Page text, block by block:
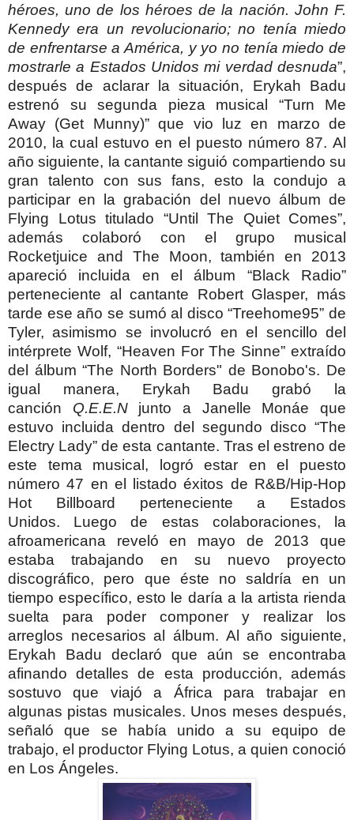
héroes, uno de los héroes de la nación. John F.
Kennedy era un revolucionario; no tenía miedo
de enfrentarse a América, y yo no tenía miedo de
mostrarle a Estados Unidos mi verdad desnuda”,
después de aclarar la situación, Erykah Badu
estrenó su segunda pieza musical “Turn Me
Away (Get Munny)” que vio luz en marzo de
2010, la cual estuvo en el puesto número 87. Al
año siguiente, la cantante siguió compartiendo su
gran talento con sus fans, esto la condujo a
participar en la grabación del nuevo álbum de
Flying Lotus titulado “Until The Quiet Comes”,
además colaboró con el grupo musical
Rocketjuice and The Moon, también en 2013
apareció incluida en el álbum “Black Radio”
perteneciente al cantante Robert Glasper, más
tarde ese año se sumó al disco “Treehome95” de
Tyler, asimismo se involucró en el sencillo del
intérprete Wolf, “Heaven For The Sinne” extraído
del álbum “The North Borders" de Bonobo's. De
igual manera, Erykah Badu grabó la
canción Q.E.E.Njunto a Janelle Monáe que
estuvo incluida dentro del segundo disco “The
Electry Lady” de esta cantante. Tras el estreno de
este tema musical, logró estar en el puesto
número 47 en el listado éxitos de R&B/Hip-Hop
Hot Billboard perteneciente a Estados
Unidos. Luego de estas colaboraciones, la
afroamericana reveló en mayo de 2013 que
estaba trabajando en su nuevo proyecto
discográfico, pero que éste no saldría en un
tiempo específico, esto le daría a la artista rienda
suelta para poder componer y realizar los
arreglos necesarios al álbum. Al año siguiente,
Erykah Badu declaró que aún se encontraba
afinando detalles de esta producción, además
sostuvo que viajó a África para trabajar en
algunas pistas musicales. Unos meses después,
señaló que se había unido a su equipo de
trabajo, el productor Flying Lotus, a quien conoció
en Los Ángeles.